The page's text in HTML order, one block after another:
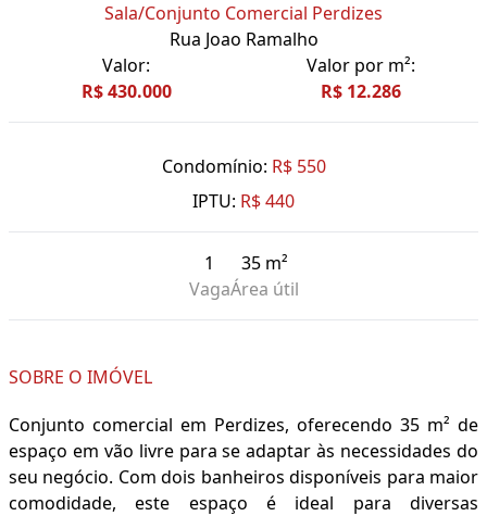
Sala/Conjunto Comercial Perdizes
Rua Joao Ramalho
Valor:
R$ 430.000
Valor por m²:
R$ 12.286
Condomínio: R$ 550
IPTU: R$ 440
1
Vaga
35 m²
Área útil
SOBRE O IMÓVEL
Conjunto comercial em Perdizes, oferecendo 35 m² de
espaço em vão livre para se adaptar às necessidades do
seu negócio. Com dois banheiros disponíveis para maior
comodidade, este espaço é ideal para diversas